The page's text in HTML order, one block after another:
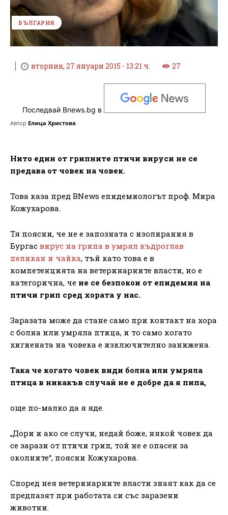
БЪЛГАРИЯ
вторник, 27 януари 2015 - 13:21 ч. 27
Последвай Bnews.bg в
Автор Елица Христова
Нито един от грипните птичи вируси не се
предава от човек на човек.
Това каза пред BNews епидемиологът проф. Мира
Кожухарова.
Тя поясни, че не e запозната с изолирания в
Бургас вирус на грипа в умрял къдроглав
пеликан и чайка, тъй като това е в
компетенцията на ветеринарните власти, но е
категорична, че не се безпокои от епидемия на
птичи грип сред хората у нас.
Заразата може да стане само при контакт на хора
с болна или умряла птица, и то само когато
хигиената на човека е изключително занижена.
Така че когато човек види болна или умряла
птица в никакъв случай не е добре да я пипа,
още по-малко да я яде.
„Дори и ако се случи, недай боже, някой човек да
се зарази от птичи грип, той не е опасен за
околните“, поясни Кожухарова.
Според нея ветеринарните власти знаят как да се
предпазят при работата си със заразени
животни.